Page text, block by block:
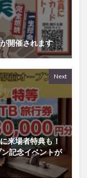
開催されます
Next
来場者特典も！
ン記念イベントが